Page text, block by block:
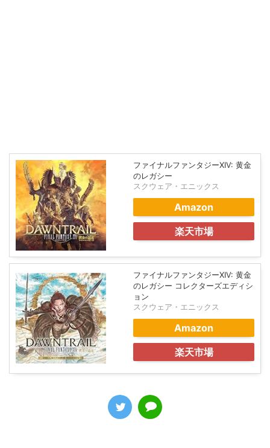
ファイナルファンタジーXIV: 黄金
のレガシー
スクウェア・エニックス
Amazon
楽天市場
ファイナルファンタジーXIV: 黄金
のレガシー コレクターズエディシ
ョン
スクウェア・エニックス
Amazon
楽天市場